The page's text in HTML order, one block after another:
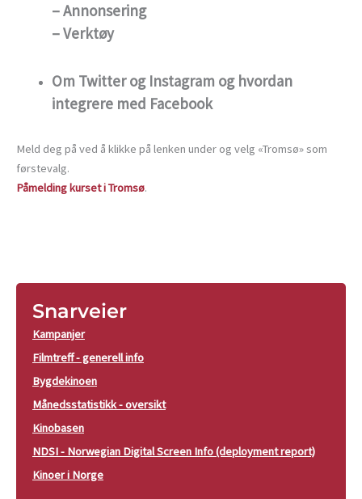
– Annonsering
– Verktøy
Om Twitter og Instagram og hvordan
integrere med Facebook
Meld deg på ved å klikke på lenken under og velg «Tromsø» som
førstevalg.
Påmelding kurset i Tromsø.
Snarveier
Kampanjer
Filmtreff - generell info
Bygdekinoen
Månedsstatistikk - oversikt
Kinobasen
NDSI - Norwegian Digital Screen Info (deployment report)
Kinoer i Norge